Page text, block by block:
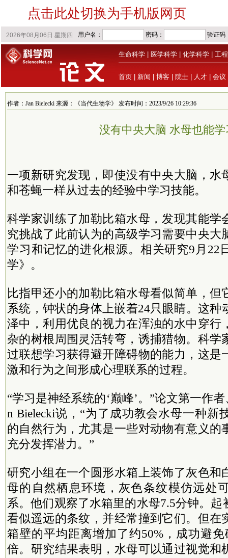
点击此处切换为手机版网页
生命科学 医学科学 化学科学 工
首页 新闻 博客 院士 人才 会议
作者：Jan Bielecki 来源：《当代生物学》 发布时间：2023/9/26 10:29:36
没有中央大脑 水母也能学
一项新研究发现，即使没有中央大脑，水
和苍蝇一样从过去的经验中学习技能。
科学家训练了加勒比箱水母，发现其能学
究挑战了此前认为的高级学习需要中央大
学习和记忆的进化根源。相关研究9月22
学》。
比指甲还小的加勒比箱水母看似简单，但
系统，钟状的身体上嵌着24只眼睛。这种
泽中，利用优良的视力在浑浊的水中穿行
杂的树根周围灵活转弯，诱捕猎物。科学
过联想学习获得避开障碍物的能力，这是
激和行为之间形成心理联系的过程。
“学习是神经系统的‘巅峰’。”论文第一作
n Bielecki说，“为了成功教会水母一种新
的自然行为，尤其是一些对动物有意义的
充分发挥潜力。”
研究小组在一个圆形水箱上装饰了灰色和
母的自然栖息环境，灰色条纹模仿远处
系。他们观察了水箱里的水母7.5分钟。
看似遥远的条纹，并经常撞到它们。但在
箱壁的平均距离增加了约50%，成功避
倍。研究结果表明，水母可以通过视觉和